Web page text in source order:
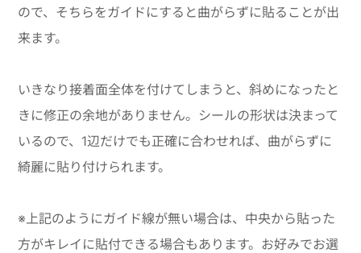
ので、そちらをガイドにすると曲がらずに貼ることが出
来ます。
いきなり接着面全体を付けてしまうと、斜めになったと
きに修正の余地がありません。シールの形状は決まって
いるので、1辺だけでも正確に合わせれば、曲がらずに
綺麗に貼り付けられます。
※上記のようにガイド線が無い場合は、中央から貼った
方がキレイに貼付できる場合もあります。お好みでお選